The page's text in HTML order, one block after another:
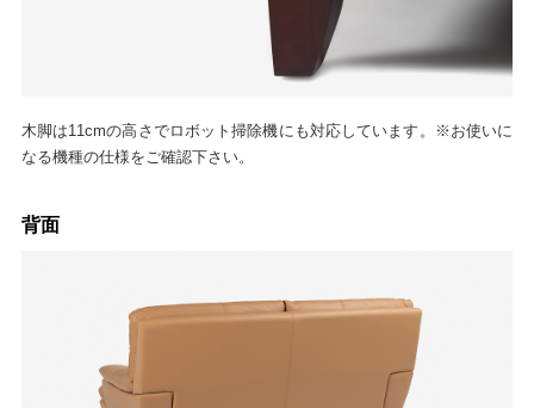
木脚は11cmの高さでロボット掃除機にも対応しています。※お使いに
なる機種の仕様をご確認下さい。
背面